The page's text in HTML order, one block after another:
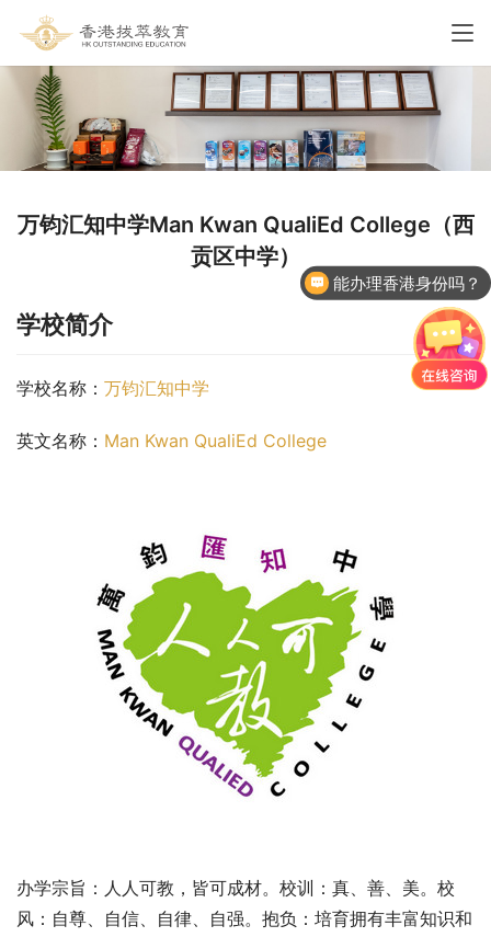
万钧汇知中学Man Kwan QualiEd College（西
贡区中学）
学校简介
学校名称： 万钧汇知中学
英文名称： Man Kwan QualiEd College
办学宗旨：人人可教，皆可成材。校训：真、善、美。校
风：自尊、自信、自律、自强。抱负：培育拥有丰富知识和
能办理香港身份吗？
香港国际学校申请